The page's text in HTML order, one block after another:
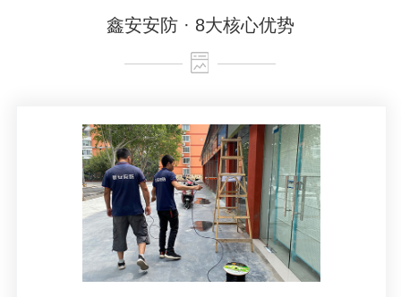
鑫安安防 · 8大核心优势